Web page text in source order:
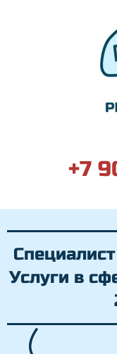
+7
Услуги в